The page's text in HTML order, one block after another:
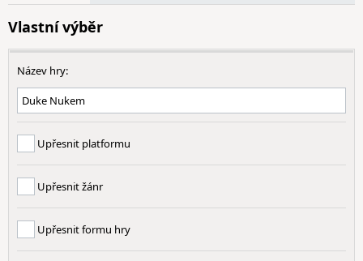
Vlastní výběr
Název hry:
Upřesnit platformu
Upřesnit žánr
Upřesnit formu hry